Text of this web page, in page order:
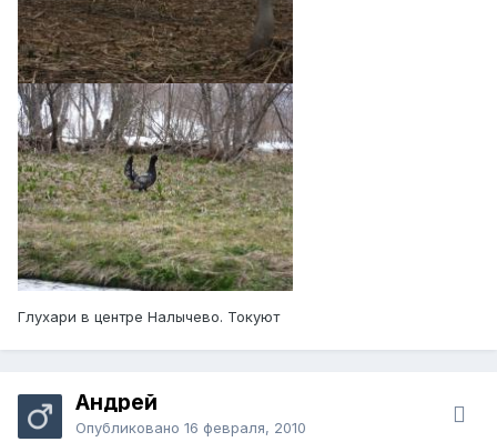
Глухари в центре Налычево. Токуют
Андрей
Опубликовано 16 февраля, 2010